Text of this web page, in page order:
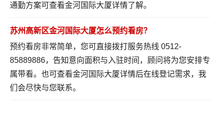
通勤方案可查看金河国际大厦详情了解。
苏州高新区金河国际大厦怎么预约看房？
预约看房非常简单，您可直接拨打服务热线 0512-
85889886，告知意向面积与入驻时间，顾问将为您安排专
属带看。也可查看金河国际大厦详情后在线登记需求，我
们会尽快与您联系。